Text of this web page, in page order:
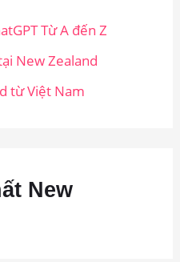
Từ A đến Z
New Zealand
từ Việt Nam
New